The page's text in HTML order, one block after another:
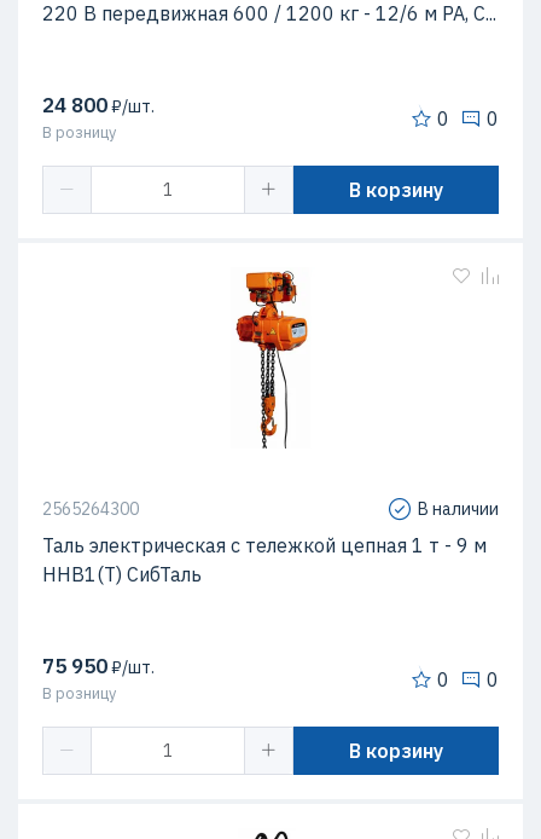
220 В передвижная 600 / 1200 кг - 12/6 м РА, С...
24 800₽/шт.
В розницу
0 0
В корзину
2565264300 В наличии
Таль электрическая с тележкой цепная 1 т - 9 м
ННВ1(T) СибТаль
75 950₽/шт.
В розницу
0 0
В корзину